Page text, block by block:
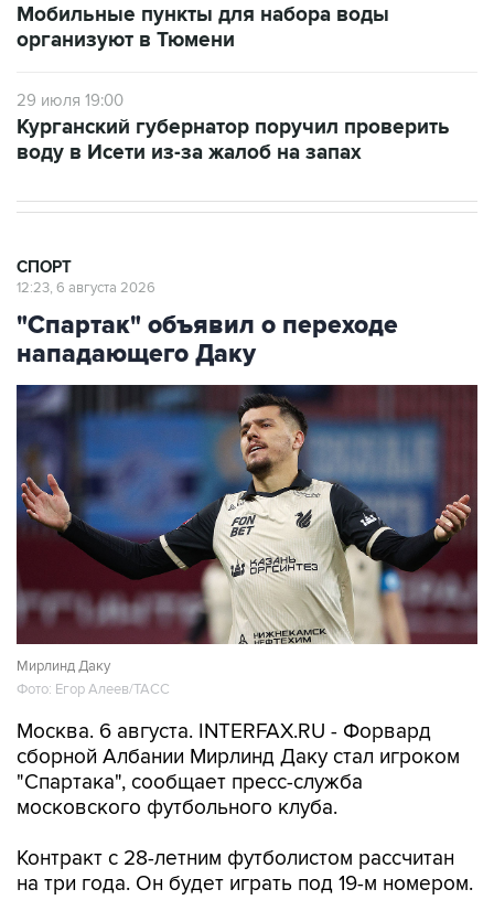
Мобильные пункты для набора воды
организуют в Тюмени
29 июля 19:00
Курганский губернатор поручил проверить
воду в Исети из-за жалоб на запах
СПОРТ
12:23, 6 августа 2026
"Спартак" объявил о переходе
нападающего Даку
Мирлинд Даку
Фото: Егор Алеев/ТАСС
Москва. 6 августа. INTERFAX.RU - Форвард
сборной Албании Мирлинд Даку стал игроком
"Спартака", сообщает пресс-служба
московского футбольного клуба.
Контракт с 28-летним футболистом рассчитан
на три года. Он будет играть под 19-м номером.